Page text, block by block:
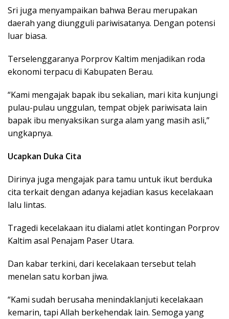
Sri juga menyampaikan bahwa Berau merupakan
daerah yang diungguli pariwisatanya. Dengan potensi
luar biasa.
Terselenggaranya Porprov Kaltim menjadikan roda
ekonomi terpacu di Kabupaten Berau.
“Kami mengajak bapak ibu sekalian, mari kita kunjungi
pulau-pulau unggulan, tempat objek pariwisata lain
bapak ibu menyaksikan surga alam yang masih asli,”
ungkapnya.
Ucapkan Duka Cita
Dirinya juga mengajak para tamu untuk ikut berduka
cita terkait dengan adanya kejadian kasus kecelakaan
lalu lintas.
Tragedi kecelakaan itu dialami atlet kontingan Porprov
Kaltim asal Penajam Paser Utara.
Dan kabar terkini, dari kecelakaan tersebut telah
menelan satu korban jiwa.
“Kami sudah berusaha menindaklanjuti kecelakaan
kemarin, tapi Allah berkehendak lain. Semoga yang